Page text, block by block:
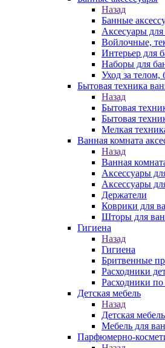
Назад
Банные
Аксесуары
Войлочные,
Интерьер для
Наборы для
Уход за телом,
Бытовая техника
Назад
Бытовая
Бытовая
Мелкая
Ванная комната
Назад
Ванная
Аксессуары
Аксессуары
Держатели
Коврики для
Шторы для
Гигиена
Назад
Гигиена
Бритвенные
Расходники
Расходники по
Детская мебель
Назад
Детская мебель
Мебель для
Парфюмерно-